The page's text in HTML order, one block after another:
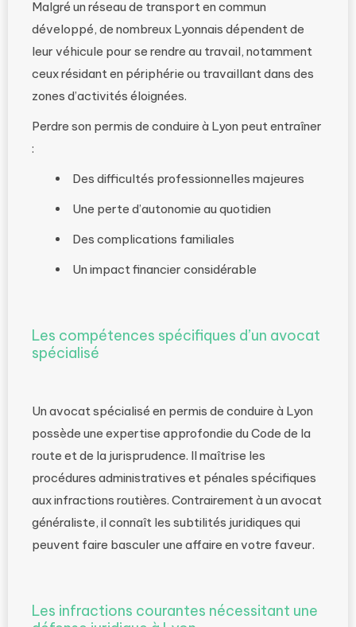
Malgré un réseau de transport en commun
développé, de nombreux Lyonnais dépendent de
leur véhicule pour se rendre au travail, notamment
ceux résidant en périphérie ou travaillant dans des
zones d’activités éloignées.
Perdre son permis de conduire à Lyon peut entraîner
:
Des difficultés professionnelles majeures
Une perte d’autonomie au quotidien
Des complications familiales
Un impact financier considérable
Les compétences spécifiques d’un avocat
spécialisé
Un avocat spécialisé en permis de conduire à Lyon
possède une expertise approfondie du Code de la
route et de la jurisprudence. Il maîtrise les
procédures administratives et pénales spécifiques
aux infractions routières. Contrairement à un avocat
généraliste, il connaît les subtilités juridiques qui
peuvent faire basculer une affaire en votre faveur.
Les infractions courantes nécessitant une